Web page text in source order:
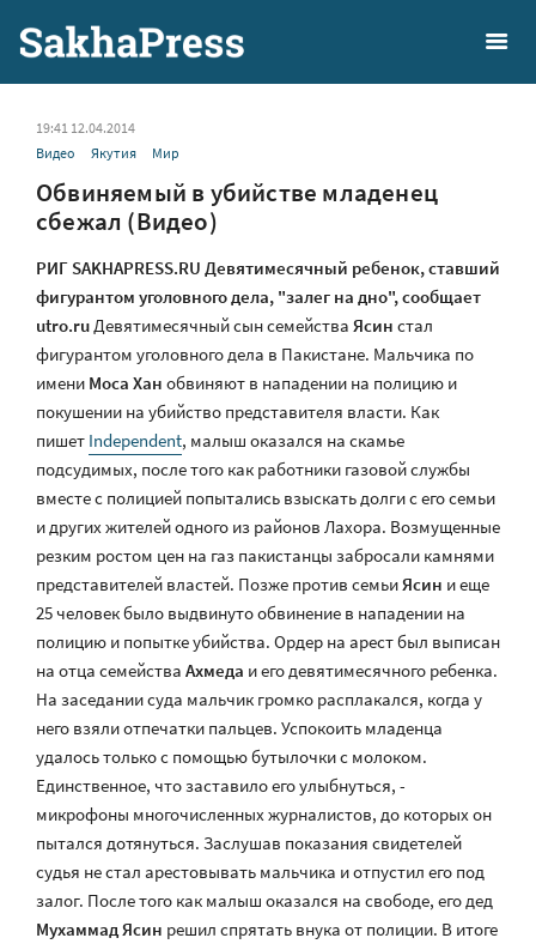
19:41 12.04.2014
Видео
Якутия Мир
Обвиняемый в убийстве младенец
сбежал (Видео)
РИГ SAKHAPRESS.RU Девятимесячный ребенок, ставший
фигурантом уголовного дела, "залег на дно", сообщает
utro.ruДевятимесячный сын семейства Ясин стал
фигурантом уголовного дела в Пакистане. Мальчика по
имени Моса Хан обвиняют в нападении на полицию и
покушении на убийство представителя власти. Как
пишет Independent, малыш оказался на скамье
подсудимых, после того как работники газовой службы
вместе с полицией попытались взыскать долги с его семьи
и других жителей одного из районов Лахора. Возмущенные
резким ростом цен на газ пакистанцы забросали камнями
представителей властей. Позже против семьиЯсин и еще
25 человек было выдвинуто обвинение в нападении на
полицию и попытке убийства. Ордер на арест был выписан
на отца семейства Ахмеда и его девятимесячного ребенка.
На заседании суда мальчик громко расплакался, когда у
него взяли отпечатки пальцев. Успокоить младенца
удалось только с помощью бутылочки с молоком.
Единственное, что заставило его улыбнуться, -
микрофоны многочисленных журналистов, до которых он
пытался дотянуться. Заслушав показания свидетелей
судья не стал арестовывать мальчика и отпустил его под
залог. После того как малыш оказался на свободе, его дед
Мухаммад Ясин решил спрятать внука от полиции. В итоге